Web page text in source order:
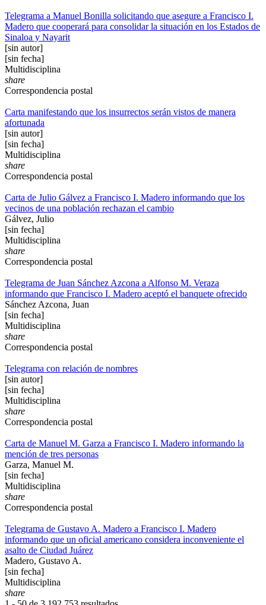
Telegrama a Manuel Bonilla solicitando que asegure a Francisco I.
Madero que cooperará para consolidar la situación en los Estados de
Sinaloa y Nayarit
[sin autor]
[sin fecha]
Multidisciplina
share
Correspondencia postal
Carta manifestando que los insurrectos serán vistos de manera
afortunada
[sin autor]
[sin fecha]
Multidisciplina
share
Correspondencia postal
Carta de Julio Gálvez a Francisco I. Madero informando que los
vecinos de una población rechazan el cambio
Gálvez, Julio
[sin fecha]
Multidisciplina
share
Correspondencia postal
Telegrama de Juan Sánchez Azcona a Alfonso M. Veraza
informando que Francisco I. Madero aceptó el banquete ofrecido
Sánchez Azcona, Juan
[sin fecha]
Multidisciplina
share
Correspondencia postal
Telegrama con relación de nombres
[sin autor]
[sin fecha]
Multidisciplina
share
Correspondencia postal
Carta de Manuel M. Garza a Francisco I. Madero informando la
mención de tres personas
Garza, Manuel M.
[sin fecha]
Multidisciplina
share
Correspondencia postal
Telegrama de Gustavo A. Madero a Francisco I. Madero
informando que un oficial americano considera inconveniente el
asalto de Ciudad Juárez
Madero, Gustavo A.
[sin fecha]
Multidisciplina
share